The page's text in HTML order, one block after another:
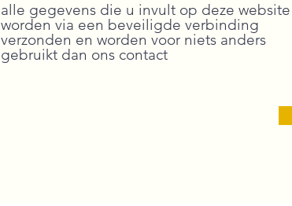
alle gegevens die u invult op deze website
worden via een beveiligde verbinding
verzonden en worden voor niets anders
gebruikt dan ons contact